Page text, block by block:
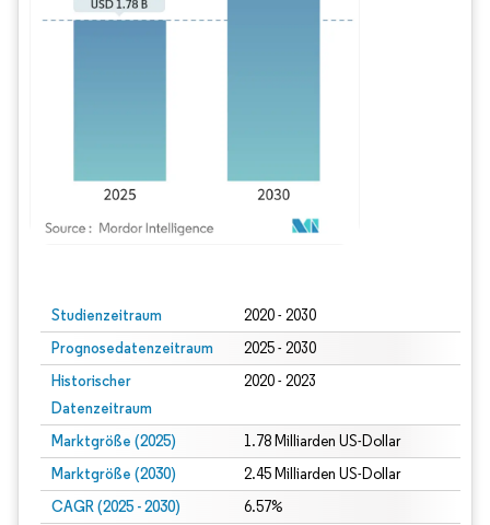
Studienzeitraum 2020 - 2030
Prognosedatenzeitraum 2025 - 2030
Historischer
Datenzeitraum
2020 - 2023
Marktgröße (2025) 1.78 Milliarden US-Dollar
Marktgröße (2030) 2.45 Milliarden US-Dollar
CAGR (2025 - 2030) 6.57%